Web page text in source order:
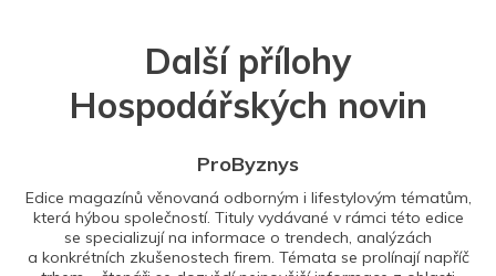
Další přílohy
Hospodářských novin
ProByznys
Edice magazínů věnovaná odborným i lifestylovým tématům,
která hýbou společností. Tituly vydávané v rámci této edice
se specializují na informace o trendech, analýzách
a konkrétních zkušenostech firem. Témata se prolínají napříč